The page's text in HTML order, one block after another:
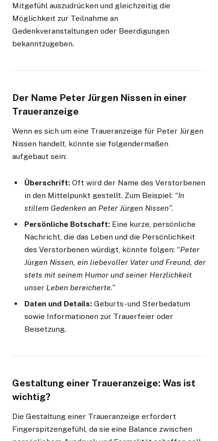
Mitgefühl auszudrücken und gleichzeitig die
Möglichkeit zur Teilnahme an
Gedenkveranstaltungen oder Beerdigungen
bekanntzugeben.
Der Name Peter Jürgen Nissen in einer
Traueranzeige
Wenn es sich um eine Traueranzeige für Peter Jürgen
Nissen handelt, könnte sie folgendermaßen
aufgebaut sein:
Überschrift: Oft wird der Name des Verstorbenen
in den Mittelpunkt gestellt. Zum Beispiel: “In
stillem Gedenken an Peter Jürgen Nissen”.
Persönliche Botschaft: Eine kurze, persönliche
Nachricht, die das Leben und die Persönlichkeit
des Verstorbenen würdigt, könnte folgen: “Peter
Jürgen Nissen, ein liebevoller Vater und Freund, der
stets mit seinem Humor und seiner Herzlichkeit
unser Leben bereicherte.”
Daten und Details: Geburts- und Sterbedatum
sowie Informationen zur Trauerfeier oder
Beisetzung.
Gestaltung einer Traueranzeige: Was ist
wichtig?
Die Gestaltung einer Traueranzeige erfordert
Fingerspitzengefühl, da sie eine Balance zwischen